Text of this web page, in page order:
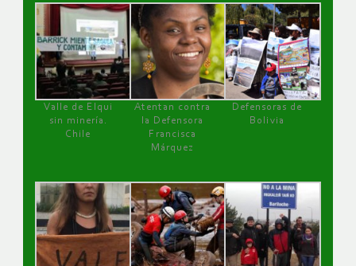
Valle de Elqui
sin minería.
Chile
Atentan contra
la Defensora
Francisca
Márquez
Defensoras de
Bolivia